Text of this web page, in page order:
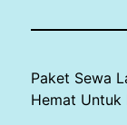
Paket Sewa
Hemat Untuk